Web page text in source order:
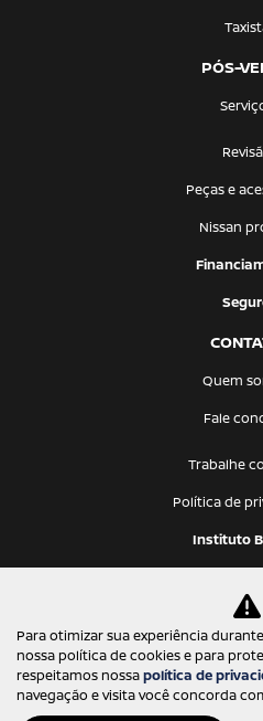
PÓS-
Peças e
Nissan
Quem
Fale
Trabalhe
Política de
Instituto
Barigui Oriente Com.
Para otimizar sua experiência
nossa política de cookies e para
respeitamos nossapolítica de
navegação e visita você concorda